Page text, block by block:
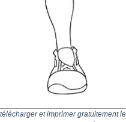
et imprimer gratuitement le